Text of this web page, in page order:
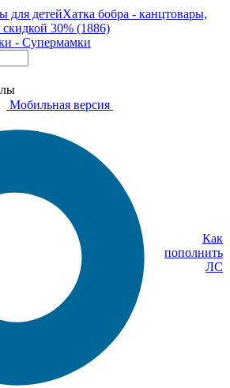
для детейХатка бобра - канцтовары,
30% (1886)
Мобильная версия
Как
пополнить
ЛС